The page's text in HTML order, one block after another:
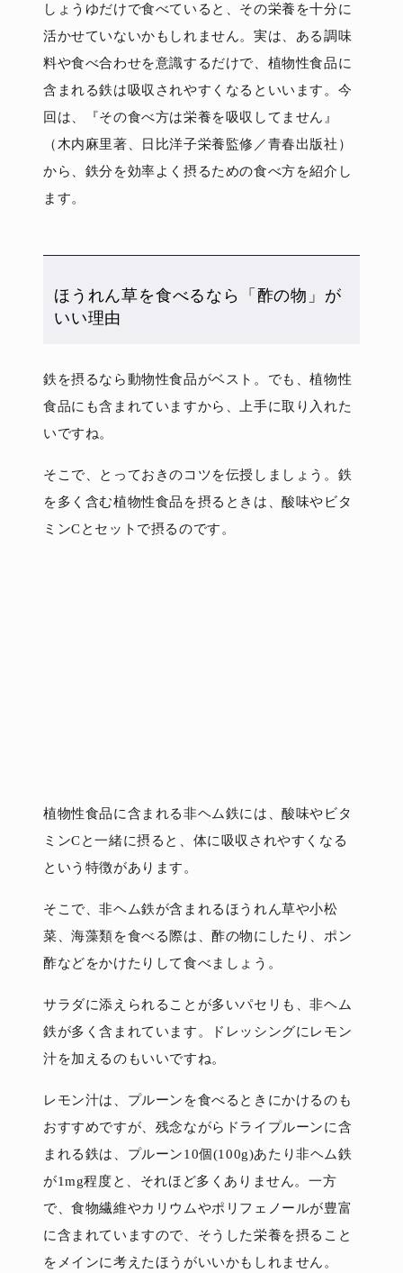
しょうゆだけで食べていると、その栄養を十分に
活かせていないかもしれません。実は、ある調味
料や食べ合わせを意識するだけで、植物性食品に
含まれる鉄は吸収されやすくなるといいます。今
回は、『その食べ方は栄養を吸収してません』
（木内麻里著、日比洋子栄養監修／青春出版社）
から、鉄分を効率よく摂るための食べ方を紹介し
ます。
ほうれん草を食べるなら「酢の物」が
いい理由
鉄を摂るなら動物性食品がベスト。でも、植物性
食品にも含まれていますから、上手に取り入れた
いですね。
そこで、とっておきのコツを伝授しましょう。鉄
を多く含む植物性食品を摂るときは、酸味やビタ
ミンCとセットで摂るのです。
植物性食品に含まれる非ヘム鉄には、酸味やビタ
ミンCと一緒に摂ると、体に吸収されやすくなる
という特徴があります。
そこで、非ヘム鉄が含まれるほうれん草や小松
菜、海藻類を食べる際は、酢の物にしたり、ポン
酢などをかけたりして食べましょう。
サラダに添えられることが多いパセリも、非ヘム
鉄が多く含まれています。ドレッシングにレモン
汁を加えるのもいいですね。
レモン汁は、プルーンを食べるときにかけるのも
おすすめですが、残念ながらドライプルーンに含
まれる鉄は、プルーン10個(100g)あたり非ヘム鉄
が1mg程度と、それほど多くありません。一方
で、食物繊維やカリウムやポリフェノールが豊富
に含まれていますので、そうした栄養を摂ること
をメインに考えたほうがいいかもしれません。